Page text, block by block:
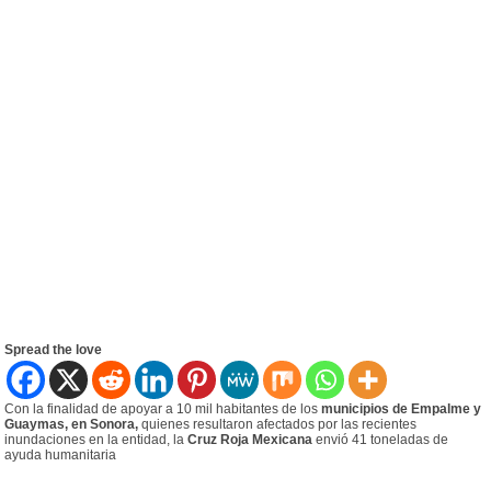
Spread the love
Con la finalidad de apoyar a 10 mil habitantes de los municipios de Empalme y
Guaymas, en Sonora,quienes resultaron afectados por las recientes
inundaciones en la entidad, la Cruz Roja Mexicana envió 41 toneladas de
ayuda humanitaria